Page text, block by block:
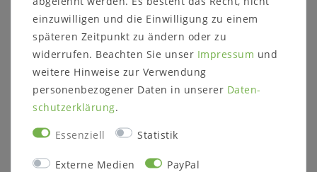
gefertigt.
Holz und
wahlweise:
Kernbuche massiv natur
Wildeiche massiv natur
einzuwilligen und die Einwilligung zu einem
späteren Zeitpunkt zu ändern oder zu
widerrufen. Beachten Sie unser Impressum und
weitere Hinweise zur Verwendung
personenbezogener Daten in unserer Daten­
schutz­erklärung.
Essenziell Statistik
Externe Medien PayPal